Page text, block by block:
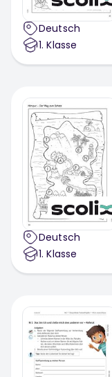
Deutsch
1. Klasse
Deutsch
1. Klasse